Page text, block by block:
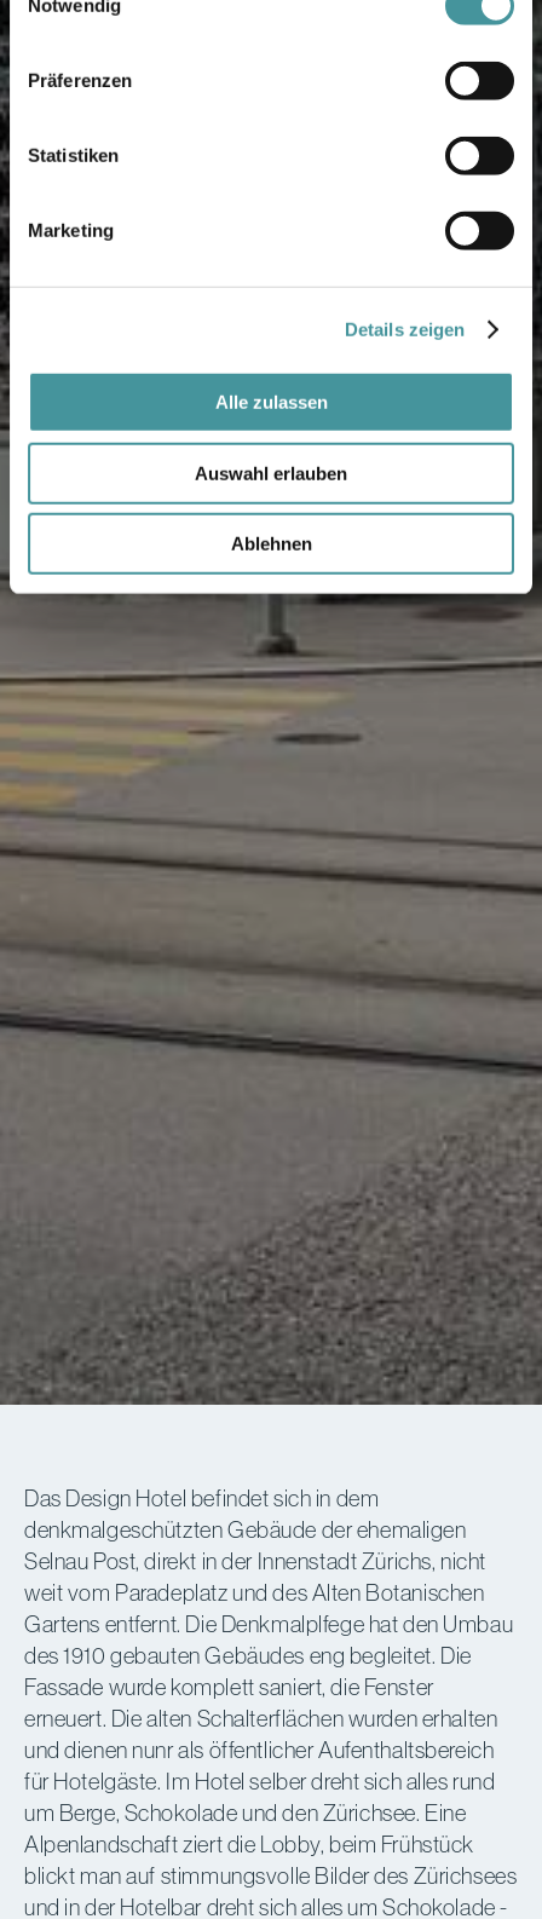
Notwendig
Präferenzen
Statistiken
Marketing
Details zeigen
Alle zulassen
Auswahl erlauben
Ablehnen
Das Design Hotel befindet sich in dem
denkmalgeschützten Gebäude der ehemaligen
Selnau Post, direkt in der Innenstadt Zürichs, nicht
weit vom Paradeplatz und des Alten Botanischen
Gartens entfernt. Die Denkmalplfege hat den Umbau
des 1910 gebauten Gebäudes eng begleitet. Die
Fassade wurde komplett saniert, die Fenster
erneuert. Die alten Schalterflächen wurden erhalten
und dienen nunr als öffentlicher Aufenthaltsbereich
für Hotelgäste. Im Hotel selber dreht sich alles rund
um Berge, Schokolade und den Zürichsee. Eine
Alpenlandschaft ziert die Lobby, beim Frühstück
blickt man auf stimmungsvolle Bilder des Zürichsees
und in der Hotelbar dreht sich alles um Schokolade -